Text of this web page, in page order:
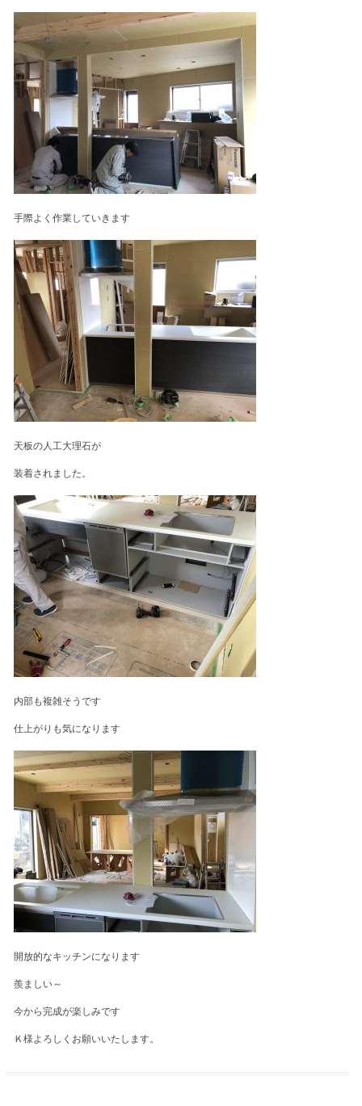
手際よく作業していきます
天板の人工大理石が
装着されました。
内部も複雑そうです
仕上がりも気になります
開放的なキッチンになります
羨ましい～
今から完成が楽しみです
Ｋ様よろしくお願いいたします。